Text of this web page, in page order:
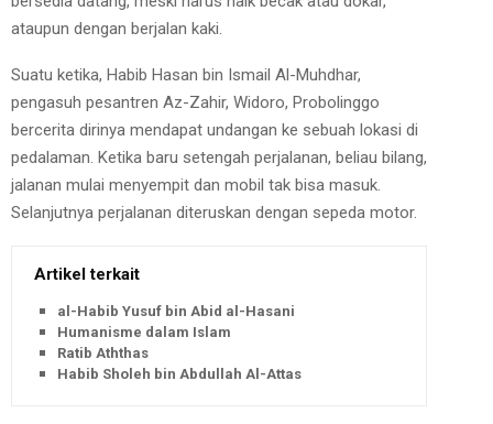
ataupun dengan berjalan kaki.
Suatu ketika, Habib Hasan bin Ismail Al-Muhdhar,
pengasuh pesantren Az-Zahir, Widoro, Probolinggo
bercerita dirinya mendapat undangan ke sebuah lokasi di
pedalaman. Ketika baru setengah perjalanan, beliau bilang,
jalanan mulai menyempit dan mobil tak bisa masuk.
Selanjutnya perjalanan diteruskan dengan sepeda motor.
Artikel terkait
al-Habib Yusuf bin Abid al-Hasani
Humanisme dalam Islam
Ratib Aththas
Habib Sholeh bin Abdullah Al-Attas